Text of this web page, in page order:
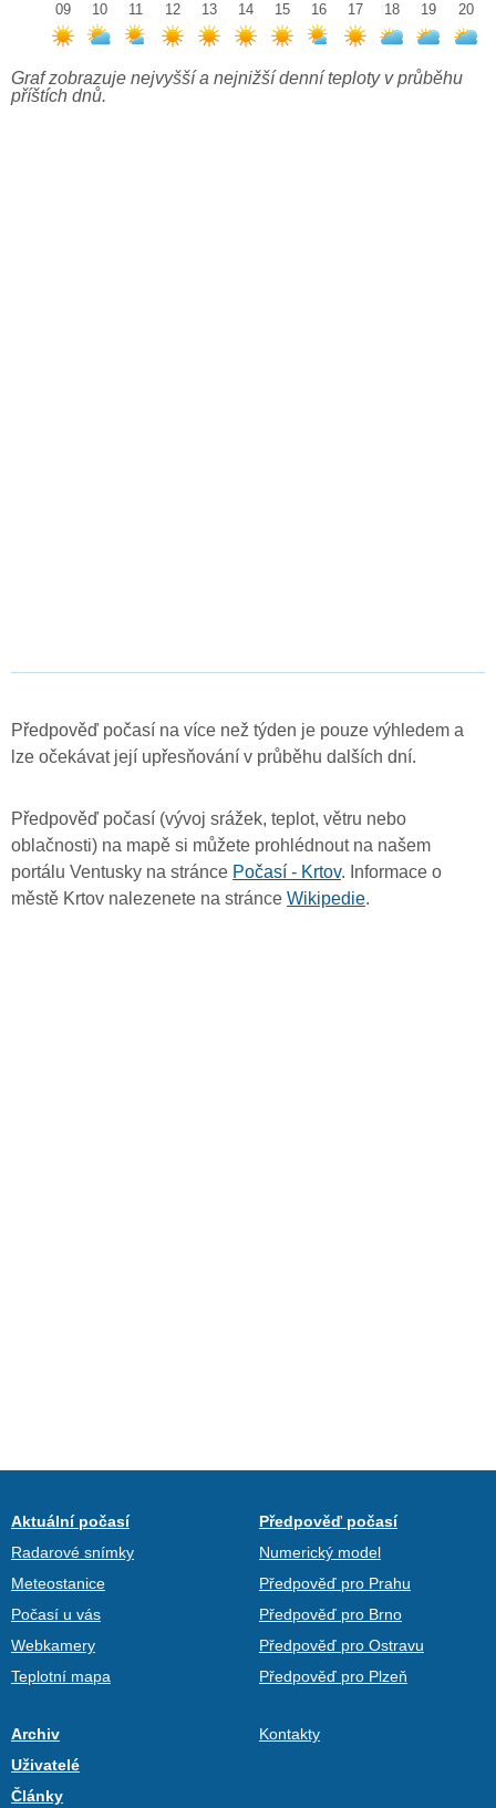
09
10
11
12
13
14
15
16
17
18
19
20
Graf zobrazuje nejvyšší a nejnižší denní teploty v průběhu
příštích dnů.
Předpověď počasí na více než týden je pouze výhledem a
lze očekávat její upřesňování v průběhu dalších dní.
Předpověď počasí (vývoj srážek, teplot, větru nebo
oblačnosti) na mapě si můžete prohlédnout na našem
portálu Ventusky na stránce Počasí - Krtov. Informace o
městě Krtov nalezenete na stránce Wikipedie.
Aktuální počasí
Radarové snímky
Meteostanice
Počasí u vás
Webkamery
Teplotní mapa
Předpověď počasí
Numerický model
Předpověď pro Prahu
Předpověď pro Brno
Předpověď pro Ostravu
Předpověď pro Plzeň
Archiv
Uživatelé
Články
Kontakty